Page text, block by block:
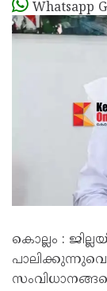
Whatsapp
കൊല്ലം :